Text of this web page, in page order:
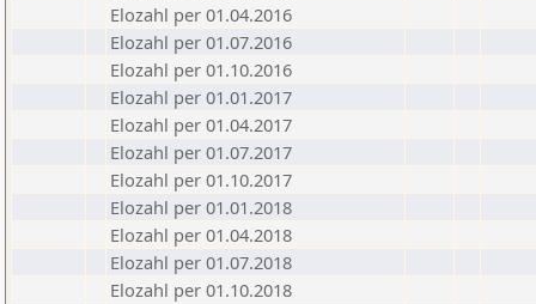
Elozahl per 01.04.2016
Elozahl per 01.07.2016
Elozahl per 01.10.2016
Elozahl per 01.01.2017
Elozahl per 01.04.2017
Elozahl per 01.07.2017
Elozahl per 01.10.2017
Elozahl per 01.01.2018
Elozahl per 01.04.2018
Elozahl per 01.07.2018
Elozahl per 01.10.2018